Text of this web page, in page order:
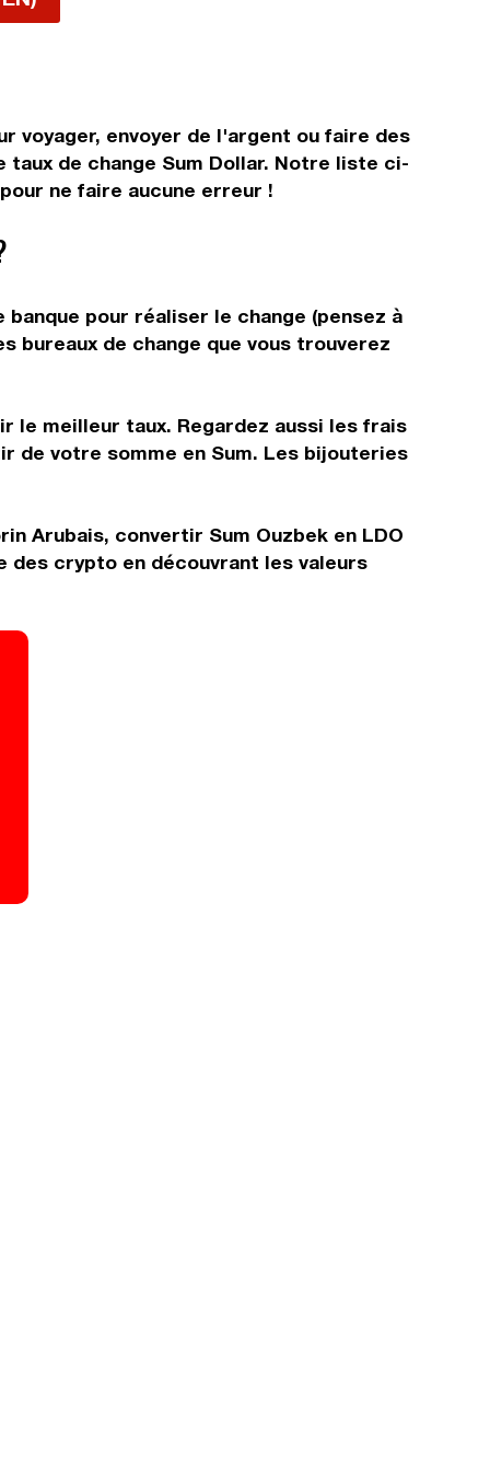
voyager, envoyer de l'argent ou faire des
de change Sum Dollar. Notre liste ci-
ne faire aucune erreur !
pour réaliser le change (pensez à
bureaux de change que vous trouverez
le meilleur taux. Regardez aussi les frais
de votre somme en Sum. Les bijouteries
Arubais, convertir Sum Ouzbek en LDO
des crypto en découvrant les valeurs